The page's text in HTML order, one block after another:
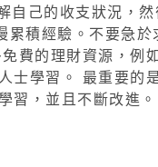
自己的收支狀況，然
累積經驗。不要急於
費的理財資源，例
士學習。 最重要的
習，並且不斷改進。